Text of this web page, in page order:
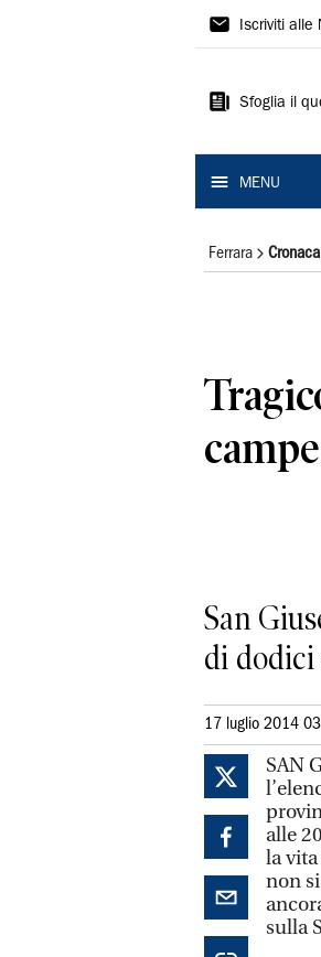
La
Ferrara
Iscriviti alle
Sfoglia il
MENU
Ferrara Cronaca
San
di dodici
17 luglio 2014
SAN
alle
la
non
sulla